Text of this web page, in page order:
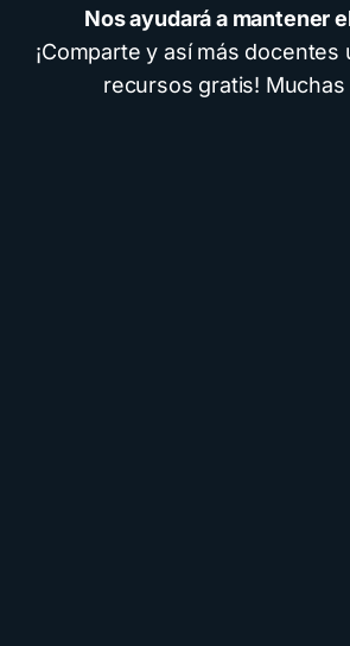
Nos ayudará a mantener
¡Comparte y así más docentes
recursos gratis! Muchas